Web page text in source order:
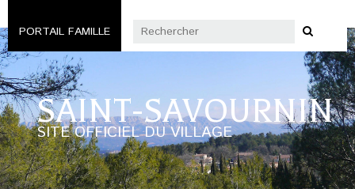
PORTAIL FAMILLE
SAINT-SAVOURNIN
SITE OFFICIEL DU VILLAGE